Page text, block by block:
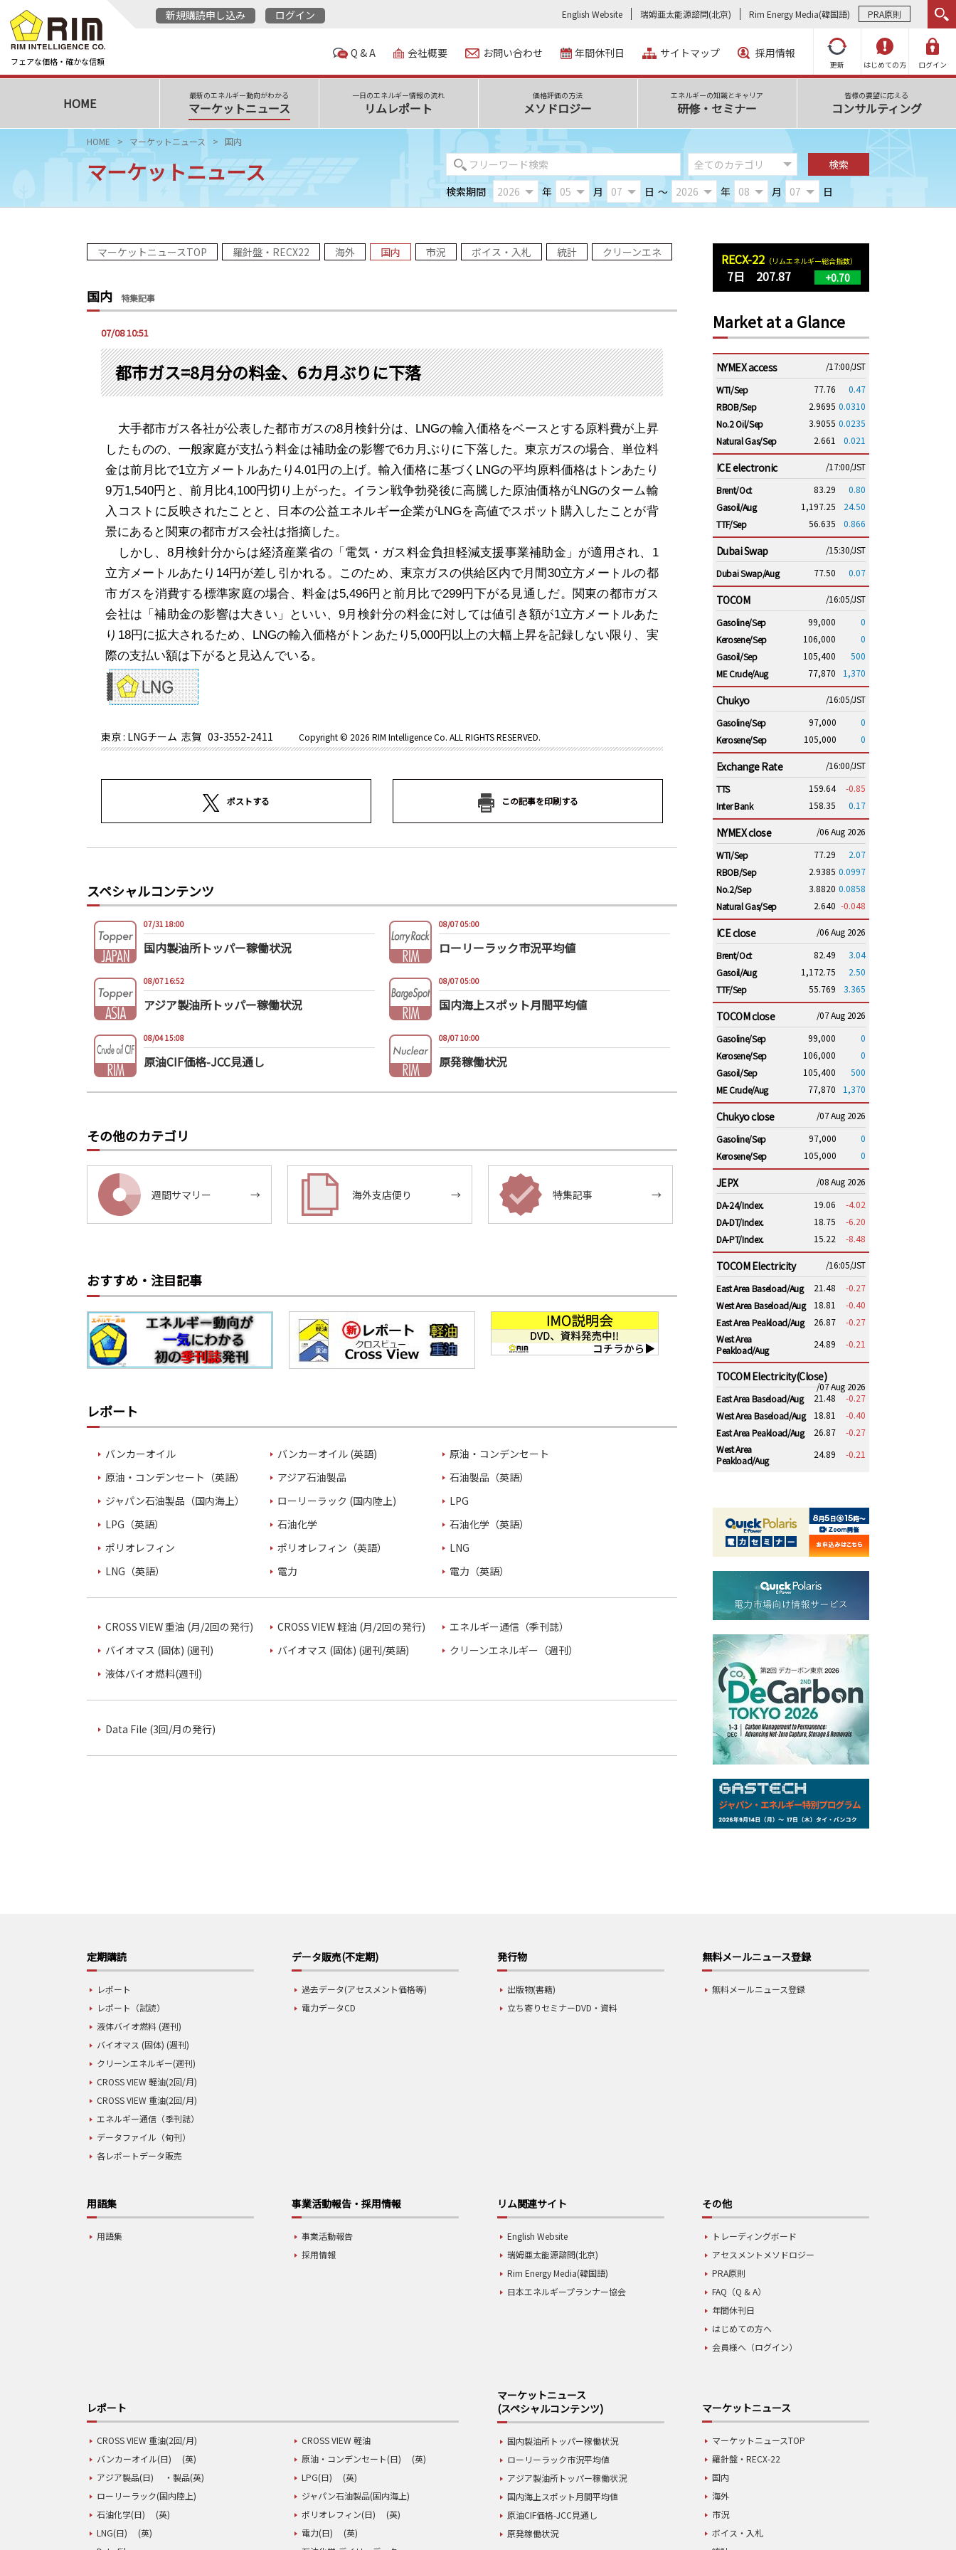
フェアな価格・確かな信頼
新規購読申し込み ログイン English Website 瑞姆亜太能源諮問(北京) Rim Energy Media(韓国語) PRA原則
更新 はじめての方 ログイン
Q & A 会社概要 お問い合わせ 年間休刊日 サイトマップ 採用情報
HOME 最新のエネルギー動向がわかる
マーケットニュース
一日のエネルギー情報の流れ
リムレポート
価格評価の方法
メソドロジー
エネルギーの知識とキャリア
研修・セミナー
皆様の要望に応える
コンサルティング
HOME マーケットニュース 国内
マーケットニュース
検索期間 年 月 日 ～ 年 月 日
マーケットニュースTOP 羅針盤・RECX22 海外 国内 市況 ボイス・入札 統計 クリーンエネ
国内 特集記事
07/08 10:51
都市ガス=8月分の料金、6カ月ぶりに下落
大手都市ガス各社が公表した都市ガスの8月検針分は、 LNGの輸入価格をベースとする原料費が上昇
したものの、一般家庭が支払う料金は補助金の影響で6カ月ぶりに下落した。東京ガスの場合、単位料
金は前月比で1立方メートルあたり4.01円の上げ。輸入価格に基づく LNGの平均原料価格はトンあたり
9万1,540円と、前月比4,100円切り上がった。イラン戦争勃発後に高騰した原油価格がLNGのターム輸
入コストに反映されたことと、日本の公益エネルギー企業がLNGを高値でスポット購入したことが背
景にあると関東の都市ガス会社は指摘した。
しかし、 8月検針分からは経済産業省の「電気・ガス料金負担軽減支援事業補助金」が適用され、 1
立方メートルあたり 14円が差し引かれる。このため、東京ガスの供給区内で月間30立方メートルの都
市ガスを消費する標準家庭の場合、料金は5,496円と前月比で299円下がる見通しだ。関東の都市ガス
会社は「補助金の影響は大きい」といい、9月検針分の料金に対しては値引き額が1立方メートルあた
り 18円に拡大されるため、 LNGの輸入価格がトンあたり 5,000円以上の大幅上昇を記録しない限り、実
際の支払い額は下がると見込んでいる。
東京 : LNGチーム 志賀 03-3552-2411 Copyright © 2026 RIM Intelligence Co. ALL RIGHTS RESERVED.
ポストする この記事を印刷する
スペシャルコンテンツ
07/31 18:00
国内製油所トッパー稼働状況
08/07 05:00
ローリーラック市況平均値
08/07 16:52
アジア製油所トッパー稼働状況
08/07 05:00
国内海上スポット月間平均値
08/04 15:08
原油CIF価格-JCC見通し
08/07 10:00
原発稼働状況
その他のカテゴリ
週間サマリー → 海外支店便り → 特集記事 →
おすすめ・注目記事
レポート
バンカーオイル バンカーオイル (英語)
原油・コンデンセート
原油・コンデンセート（英語）
アジア石油製品
石油製品（英語）
ジャパン石油製品（国内海上）
ローリーラック (国内陸上)
LPG
LPG（英語）
石油化学
石油化学（英語）
ポリオレフィン
ポリオレフィン（英語）
LNG
LNG（英語）
電力 電力（英語）
CROSS VIEW 重油 (月/2回の発行) CROSS VIEW 軽油 (月/2回の発行)
エネルギー通信（季刊誌）
バイオマス (固体) (週刊)
バイオマス (固体) (週刊/英語)
クリーンエネルギー（週刊）
液体バイオ燃料(週刊)
Data File (3回/月の発行)
RECX-22 （リムエネルギー総合指数）
7日 207.87 +0.70
Market at a Glance
NYMEX access
/17:00/JST
WTI/Sep
77.76
0.47
RBOB/Sep
2.9695 0.0310
No.2 Oil/Sep
3.9055 0.0235
Natural Gas/Sep
2.661 0.021
ICE electronic
/17:00/JST
Brent/Oct
83.29
0.80
Gasoil/Aug
1,197.25
24.50
TTF/Sep
56.635 0.866
Dubai Swap
/15:30/JST
Dubai Swap/Aug
77.50 0.07
TOCOM
/16:05/JST
Gasoline/Sep
99,000
0
Kerosene/Sep
106,000
0
Gasoil/Sep
105,400
500
ME Crude/Aug
77,870 1,370
Chukyo
/16:05/JST
Gasoline/Sep
97,000
0
Kerosene/Sep
105,000 0
Exchange Rate
/16:00/JST
TTS
159.64
-0.85
Inter Bank
158.35 0.17
NYMEX close
/06 Aug 2026
WTI/Sep
77.29
2.07
RBOB/Sep
2.9385 0.0997
No.2/Sep
3.8820 0.0858
Natural Gas/Sep
2.640 -0.048
ICE close
/06 Aug 2026
Brent/Oct
82.49
3.04
Gasoil/Aug
1,172.75
2.50
TTF/Sep
55.769 3.365
TOCOM close
/07 Aug 2026
Gasoline/Sep
99,000
0
Kerosene/Sep
106,000
0
Gasoil/Sep
105,400
500
ME Crude/Aug
77,870 1,370
Chukyo close
/07 Aug 2026
Gasoline/Sep
97,000
0
Kerosene/Sep
105,000 0
JEPX
/08 Aug 2026
DA-24/Index.
19.06
-4.02
DA-DT/Index.
18.75
-6.20
DA-PT/Index.
15.22 -8.48
TOCOM Electricity
/16:05/JST
East Area Baseload/Aug
21.48
-0.27
West Area Baseload/Aug
18.81
-0.40
East Area Peakload/Aug
26.87
-0.27
West Area
Peakload/Aug
24.89 -0.21
TOCOM Electricity(Close)
/07 Aug 2026
East Area Baseload/Aug
21.48
-0.27
West Area Baseload/Aug
18.81
-0.40
East Area Peakload/Aug
26.87
-0.27
West Area
Peakload/Aug
24.89 -0.21
定期購読
レポート
レポート（試読）
液体バイオ燃料 (週刊)
バイオマス (固体) (週刊)
クリーンエネルギー(週刊)
CROSS VIEW 軽油(2回/月)
CROSS VIEW 重油(2回/月)
エネルギー通信（季刊誌）
データファイル（旬刊）
各レポートデータ販売
データ販売(不定期)
過去データ(アセスメント価格等)
電力データCD
発行物
出版物(書籍)
立ち寄りセミナーDVD・資料
無料メールニュース登録
無料メールニュース登録
用語集
用語集
事業活動報告・採用情報
事業活動報告
採用情報
リム関連サイト
English Website
瑞姆亜太能源諮問(北京)
Rim Energy Media(韓国語)
日本エネルギープランナー協会
その他
トレーディングボード
アセスメントメソドロジー
PRA原則
FAQ（Q & A）
年間休刊日
はじめての方へ
会員様へ（ログイン）
レポート
CROSS VIEW 重油(2回/月)
CROSS VIEW 軽油
バンカーオイル(日)
(英) 原油・コンデンセート(日)
(英)
アジア製品(日)
・製品(英) LPG(日)
(英)
ローリーラック(国内陸上)
ジャパン石油製品(国内海上)
石油化学(日)
(英) ポリオレフィン(日)
(英)
LNG(日)
(英) 電力(日)
(英)
マーケットニュース
(スペシャルコンテンツ)
国内製油所トッパー稼働状況
ローリーラック市況平均値
アジア製油所トッパー稼働状況
国内海上スポット月間平均値
原油CIF価格-JCC見通し
原発稼働状況
マーケットニュース
マーケットニュースTOP
羅針盤・RECX-22
国内
海外
市況
ボイス・入札